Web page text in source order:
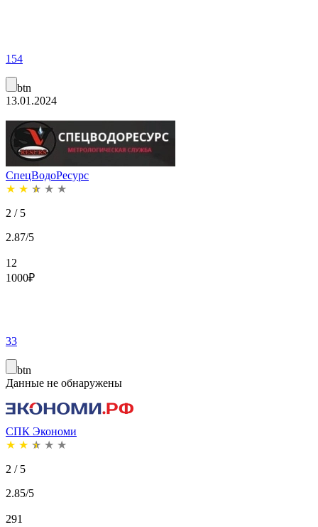
154
btn
13.01.2024
СпецВодоРесурс
★ ★ ★ ★ ★
2 / 5
2.87/5
12
1000₽
33
btn
Данные не обнаружены
СПК Экономи
★ ★ ★ ★ ★
2 / 5
2.85/5
291